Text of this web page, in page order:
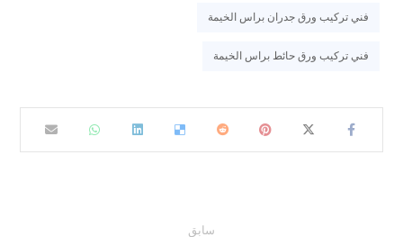
فني تركيب ورق جدران براس الخيمة
فني تركيب ورق حائط براس الخيمة
سابق